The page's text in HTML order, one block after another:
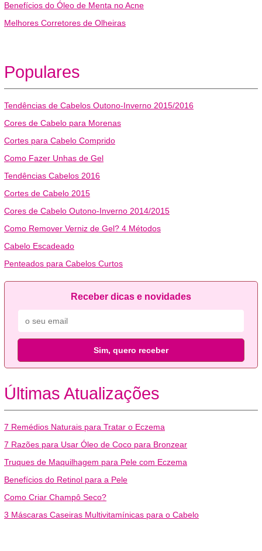
Benefícios do Óleo de Menta no Acne
Melhores Corretores de Olheiras
Populares
Tendências de Cabelos Outono-Inverno 2015/2016
Cores de Cabelo para Morenas
Cortes para Cabelo Comprido
Como Fazer Unhas de Gel
Tendências Cabelos 2016
Cortes de Cabelo 2015
Cores de Cabelo Outono-Inverno 2014/2015
Como Remover Verniz de Gel? 4 Métodos
Cabelo Escadeado
Penteados para Cabelos Curtos
Receber dicas e novidades
Sim, quero receber
Últimas Atualizações
7 Remédios Naturais para Tratar o Eczema
7 Razões para Usar Óleo de Coco para Bronzear
Truques de Maquilhagem para Pele com Eczema
Benefícios do Retinol para a Pele
Como Criar Champô Seco?
3 Máscaras Caseiras Multivitamínicas para o Cabelo